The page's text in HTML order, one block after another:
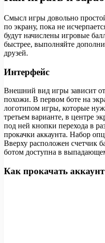
Смысл игры довольно
по экрану, пока не
будут начислены игровые
быстрее, выполняйте
друзей.
Интерфейс
Внешний вид игры зависит
похожи. В первом боте на
логотипом игры, которые
третьем варианте, в центре
под ней кнопки перехода в
прокачки аккаунта. Набор
Вверху расположен счетчик
ботом доступна в
Как прокачать